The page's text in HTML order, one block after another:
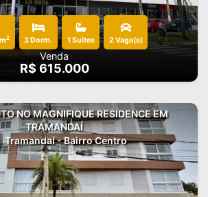
2 3 Dorm. 1 Suites 2 Vaga(s)
Venda
R$ 615.000
NO MAGNIFIQUE RESIDENCE EM
TRAMANDAÍ
Tramandaí - Bairro Centro